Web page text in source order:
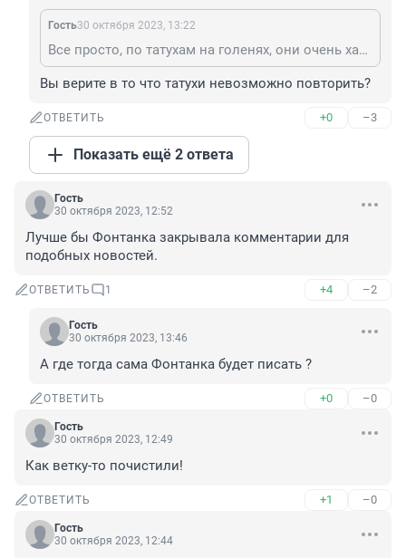
Гость30 октября 2023, 13:22
Все просто, по татухам на голенях, они очень характерные и дредам. По татухам мать и сестра опознали в первые же часы после публикации фото с телом в сети. Потом расследователи из Германии нашли ее похитителей, у одного из них был открытый гугл-аккаунт.
Вы верите в то что татухи невозможно повторить?
ОТВЕТИТЬ +0 –3
Показать ещё 2 ответа
Гость
30 октября 2023, 12:52
Лучше бы Фонтанка закрывала комментарии для
подобных новостей.
ОТВЕТИТЬ 1 +4 –2
Гость
30 октября 2023, 13:46
А где тогда сама Фонтанка будет писать ?
ОТВЕТИТЬ +0 –0
Гость
30 октября 2023, 12:49
Как ветку-то почистили!
ОТВЕТИТЬ +1 –0
Гость
30 октября 2023, 12:44